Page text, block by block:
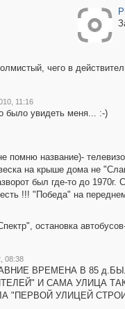
чего в
11:16
было увидеть меня... :-)
помню название)-
на крыше дома не
был где-то до
!!! "Победа" на
остановка
08:38
ВРЕМЕНА В 85
И САМА УЛИЦА
"ПЕРВОЙ УЛИЦЕЙ